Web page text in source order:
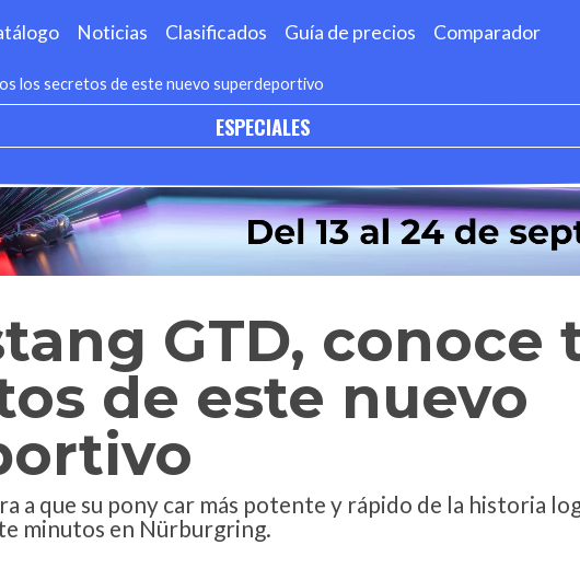
Noticias Clasificados Guía de precios Comparador
los secretos de este nuevo superdeportivo
ESPECIALES
GTD, conoce
de este nuevo
a que su pony car más potente y rápido de la historia
minutos en Nürburgring.